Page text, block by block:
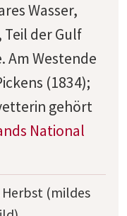
Wasser,
der Gulf
Am Westende
(1834);
gehört
National
Herbst (mildes